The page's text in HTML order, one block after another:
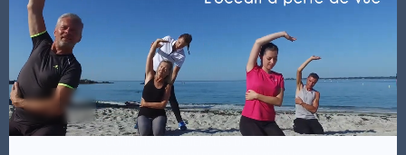
BONNES RAISONS DE VENIR
MON COMPTE
MON PANIER
ACCÈS
CONTACT
MESURES D'HYGIÈNE